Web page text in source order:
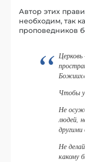
Автор этих
необходим, так
проповедников
Чтобы
Не
людей,
Не
какому